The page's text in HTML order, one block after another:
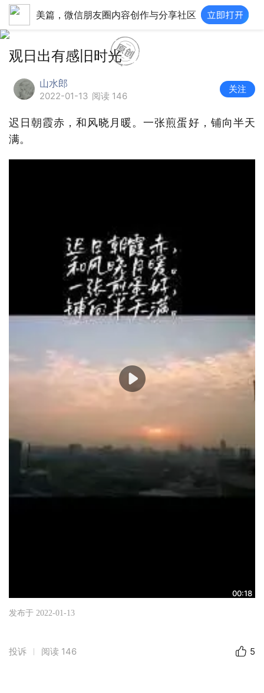
美篇，微信朋友圈内容创作与分享社区
观日出有感旧时光
山水郎
2022-01-13 阅读 146
关注
迟日朝霞赤，和风晓月暖。一张煎蛋好，铺向半天
满。
00:18
发布于 2022-01-13
投诉 阅读 146 5